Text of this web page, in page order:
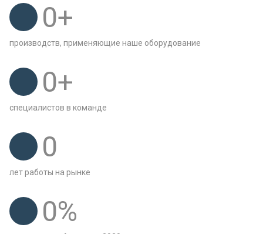
0+
производств, применяющие наше оборудование
0+
специалистов в команде
0
лет работы на рынке
0%